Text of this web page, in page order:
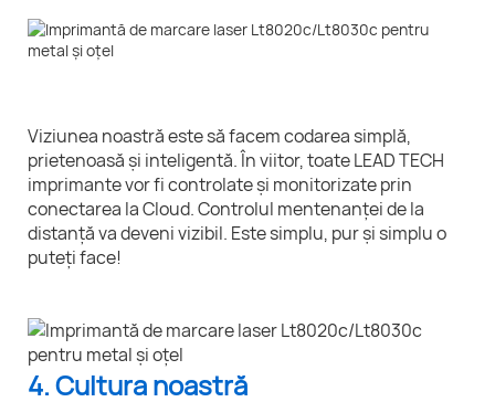
Viziunea noastră este să facem codarea simplă,
prietenoasă și inteligentă. În viitor, toate LEAD TECH
imprimante vor fi controlate și monitorizate prin
conectarea la Cloud. Controlul mentenanței de la
distanță va deveni vizibil. Este simplu, pur și simplu o
puteți face!
4. Cultura noastră